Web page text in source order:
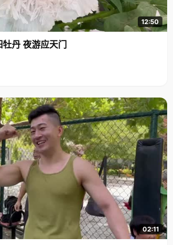
12:50
2025河南行2：洛阳牡丹 夜游应天门
02:11